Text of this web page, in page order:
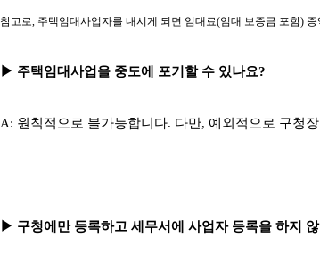
참고로, 주택임대사업자를 내시게 되면 임대료(임대 보증금 포함)
▶ 주택임대사업을 중도에 포기할 수 있나요?
A: 원칙적으로 불가능합니다. 다만, 예외적으로 구청
▶ 구청에만 등록하고 세무서에 사업자 등록을 하지